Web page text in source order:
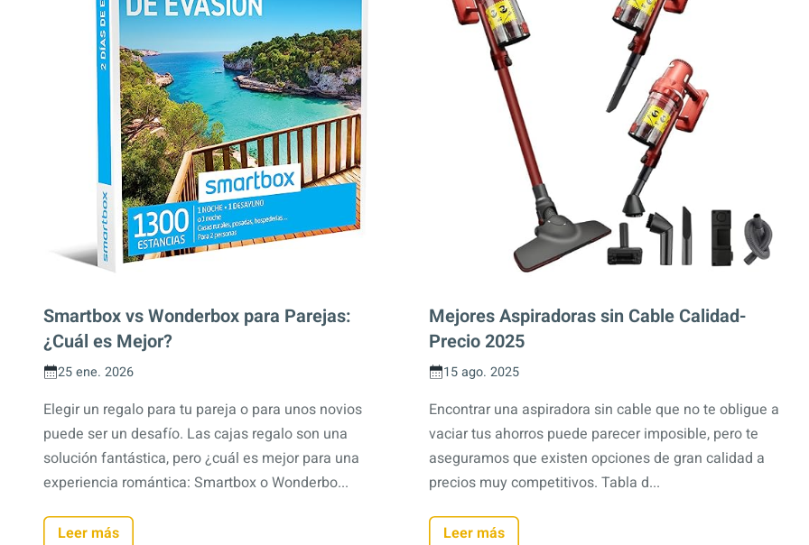
Smartbox vs Wonderbox para Parejas:
¿Cuál es Mejor?
25 ene. 2026
Elegir un regalo para tu pareja o para unos novios
puede ser un desafío. Las cajas regalo son una
solución fantástica, pero ¿cuál es mejor para una
experiencia romántica: Smartbox o Wonderbo...
Leer más
Mejores Aspiradoras sin Cable Calidad-
Precio 2025
15 ago. 2025
Encontrar una aspiradora sin cable que no te obligue a
vaciar tus ahorros puede parecer imposible, pero te
aseguramos que existen opciones de gran calidad a
precios muy competitivos. Tabla d...
Leer más